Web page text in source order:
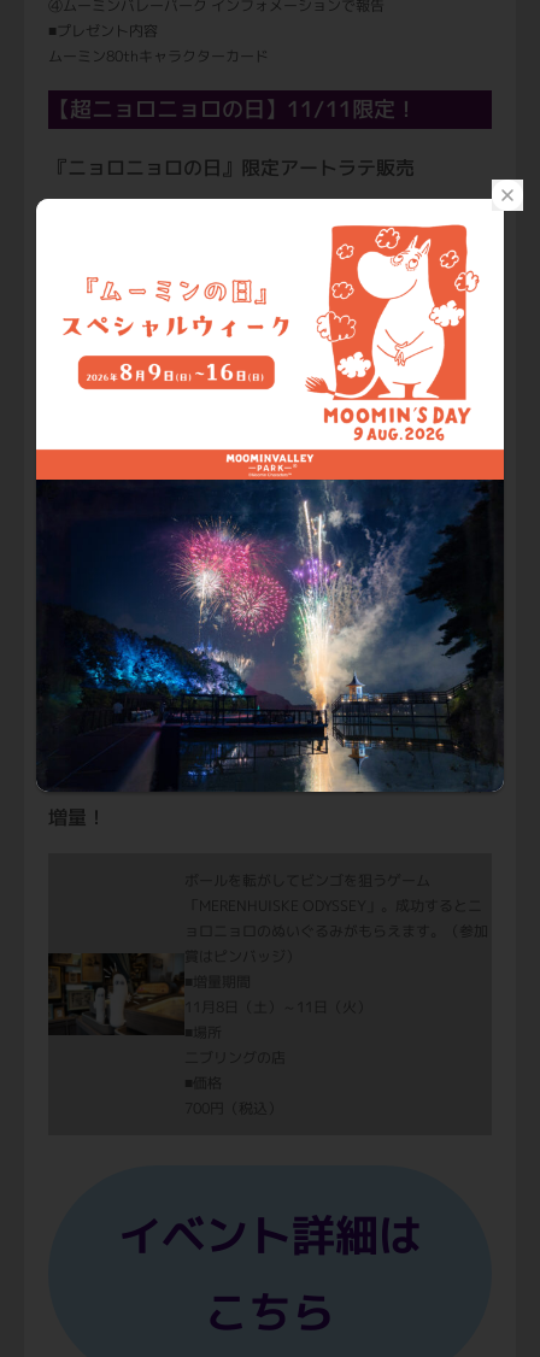
④ムーミンバレーパーク インフォメーションで報告
■プレゼント内容
ムーミン80thキャラクターカード
【超ニョロニョロの日】11/11限定！
『ニョロニョロの日』限定アートラテ販売
毎月限定の『ニョロニョロの日』オ
リジナルデザインが入ったアートラ
テを販売。
■開催日：11月11日（火）
■販売場所：ライブラリー カフェ（コ
ケムス2階）
■販売価格：980円（税込）
※写真はイメージです。
【先着1111名様】ニョロニョロの日アートデザイ
ンポッティングシールプレゼント
毎月変わるデザインが集めたくなる、直径28㎜の
ポッティングシール（非売品）を『ニョロニョロ
の日』来園者にプレゼント。スマホに貼ったり、
コレクション用台紙に貼ってお楽しみいただけま
す。
■開催日：11月11日（火）
■配布場所：はじまりの入り江エリア
ゲーム「MERENHUISKE ODYSSEY」でボール1個
増量！
イベント詳細は
こちら